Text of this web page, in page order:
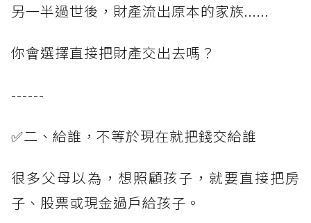
另一半過世後，財產流出原本的家族......
你會選擇直接把財產交出去嗎？
------
✅二、給誰，不等於現在就把錢交給誰
很多父母以為，想照顧孩子，就要直接把房
子、股票或現金過戶給孩子。